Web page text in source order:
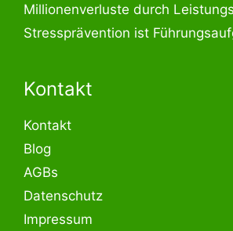
Millionenverluste durch
Stressprävention ist
Kontakt
Kontakt
Blog
AGBs
Datenschutz
Impressum